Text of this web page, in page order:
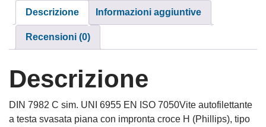
Descrizione Informazioni aggiuntive
Recensioni (0)
Descrizione
DIN 7982 C sim. UNI 6955 EN ISO 7050Vite autofilettante
a testa svasata piana con impronta croce H (Phillips), tipo